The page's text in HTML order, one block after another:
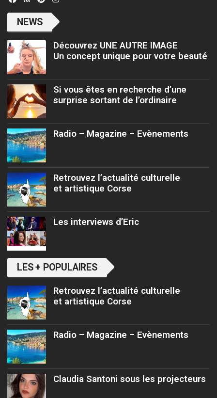
NEWS
Découvrez UNE AUTRE IMAGE
Un concept unique pour votre beauté
Si vous êtes en recherche d’une
surprise sortant de l’ordinaire
Radio – Magazine – Evènements
Retrouvez l’actualité culturelle
et artistique Corse
Les interviews d’Eric
LES + POPULAIRES
Retrouvez l’actualité culturelle
et artistique Corse
Radio – Magazine – Evènements
Claudia Santoni sous les projecteurs